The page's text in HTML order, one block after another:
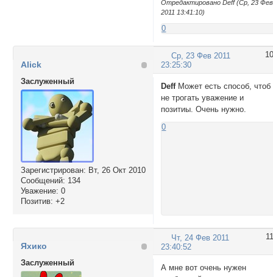
Отредактировано Deff (Ср, 23 Фев
2011 13:41:10)
0
10
Ср, 23 Фев 2011
23:25:30
Alick
Заслуженный
Зарегистрирован: Вт, 26 Окт 2010
Сообщений: 134
Уважение: 0
Позитив: +2
DeffМожет есть способ, чтоб
не трогать уважение и
позитиы. Очень нужно.
0
11
Чт, 24 Фев 2011
23:40:52
Яхико
Заслуженный
А мне вот очень нужен